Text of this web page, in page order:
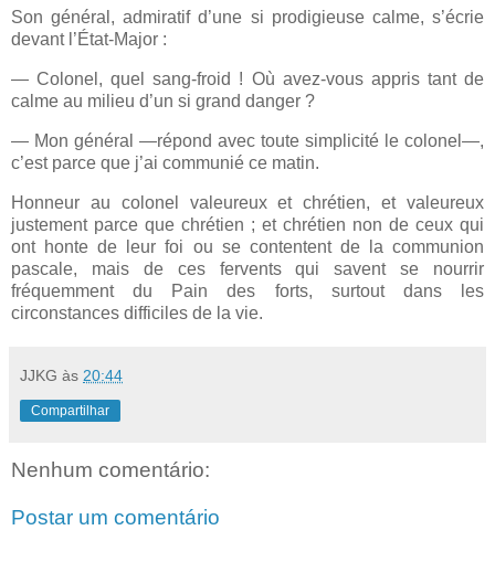
Son général, admiratif d’une si prodigieuse calme, s’écrie
devant l’État-Major :
— Colonel, quel sang-froid ! Où avez-vous appris tant de
calme au milieu d’un si grand danger ?
— Mon général —répond avec toute simplicité le colonel—,
c’est parce que j’ai communié ce matin.
Honneur au colonel valeureux et chrétien, et valeureux
justement parce que chrétien ; et chrétien non de ceux qui
ont honte de leur foi ou se contentent de la communion
pascale, mais de ces fervents qui savent se nourrir
fréquemment du Pain des forts, surtout dans les
circonstances difficiles de la vie.
JJKG às 20:44
Compartilhar
Nenhum comentário:
Postar um comentário